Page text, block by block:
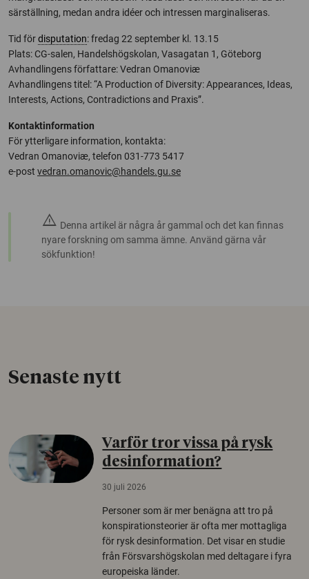
särställning, medan andra idéer och intressen marginaliseras.
Tid fördisputation: fredag 22 september kl. 13.15
Plats: CG-salen, Handelshögskolan, Vasagatan 1, Göteborg
Avhandlingens författare: Vedran Omanoviæ
Avhandlingens titel: “A Production of Diversity: Appearances, Ideas,
Interests, Actions, Contradictions and Praxis”.
Kontaktinformation
För ytterligare information, kontakta:
Vedran Omanoviæ, telefon 031-773 5417
e-post vedran.omanovic@handels.gu.se
warning Denna artikel är några år gammal och det kan finnas
nyare forskning om samma ämne. Använd gärna vår
sökfunktion!
Senaste nytt
Varför tror vissa på rysk
desinformation?
30 juli 2026
Personer som är mer benägna att tro på
konspirationsteorier är ofta mer mottagliga
för rysk desinformation. Det visar en studie
från Försvarshögskolan med deltagare i fyra
europeiska länder.